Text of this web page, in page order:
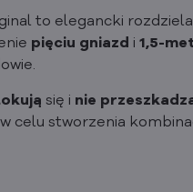
to elegancki
pięciu gniazd i 1,5-
się i nie
celu stworzenia